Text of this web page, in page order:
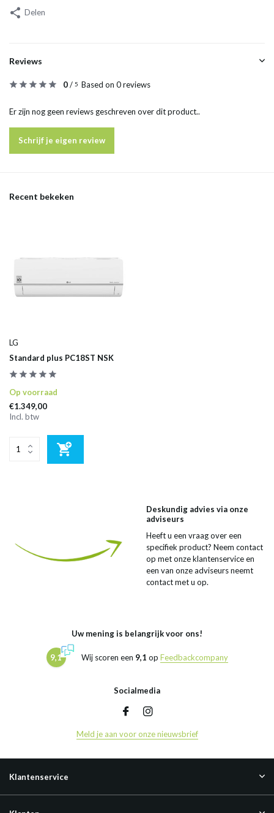
Delen
Reviews
0/ 5 Based on 0 reviews
Er zijn nog geen reviews geschreven over dit product..
Schrijf je eigen review
Recent bekeken
LG
Standard plus PC18ST NSK
Op voorraad
€1.349,00
Incl. btw
Deskundig advies via onze
adviseurs
Heeft u een vraag over een
specifiek product? Neem contact
op met onze klantenservice en
een van onze adviseurs neemt
contact met u op.
Uw mening is belangrijk voor ons!
9,1 Wij scoren een 9,1 op Feedbackcompany
Socialmedia
Meld je aan voor onze nieuwsbrief
Klantenservice